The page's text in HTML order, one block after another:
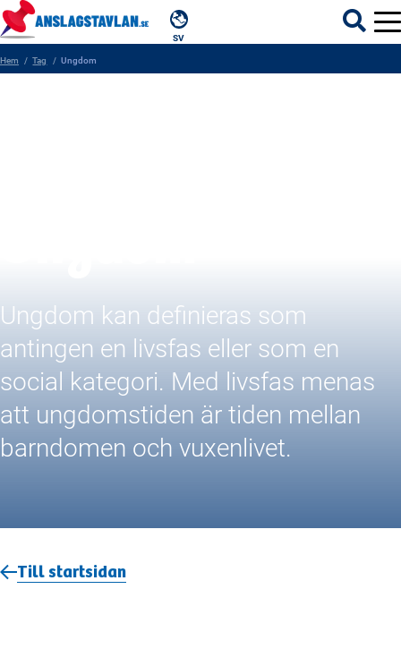
SV
Hem Tag Ungdom
Ungdom kan definieras som
antingen en livsfas eller som en
social kategori. Med livsfas menas
att ungdomstiden är tiden mellan
barndomen och vuxenlivet.
Till startsidan